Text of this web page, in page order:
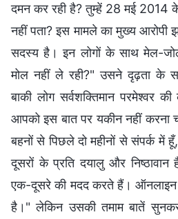
दमन कर रही है? तुम्हें 28 मई
नहीं पता? इस मामले का मुख्य आरोपी
सदस्य है। इन लोगों के साथ मेल-
मोल नहीं ले रही?" उसने दृढ़ता के
बाकी लोग सर्वशक्तिमान परमेश्वर
आपको इस बात पर यकीन नहीं करना
बहनों से पिछले दो महीनों से संपर्क में
दूसरों के प्रति दयालु और
एक-दूसरे की मदद करते हैं। ऑनलाइन
है।" लेकिन उसकी तमाम बातें